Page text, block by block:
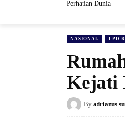
Perhatian Dunia
NASIONAL DPD
Kejati
By adrianus